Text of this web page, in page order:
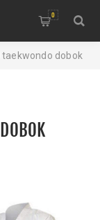
0
taekwondo dobok